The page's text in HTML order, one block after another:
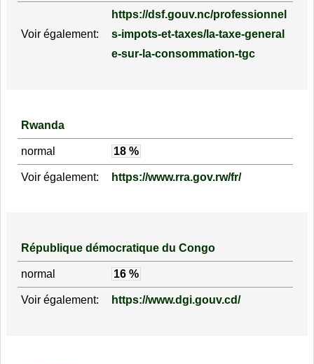
Voir également:
https://dsf.gouv.nc/professionnel
s-impots-et-taxes/la-taxe-general
e-sur-la-consommation-tgc
Rwanda
normal 18 %
Voir également: https://www.rra.gov.rw/fr/
République démocratique du Congo
normal 16 %
Voir également: https://www.dgi.gouv.cd/